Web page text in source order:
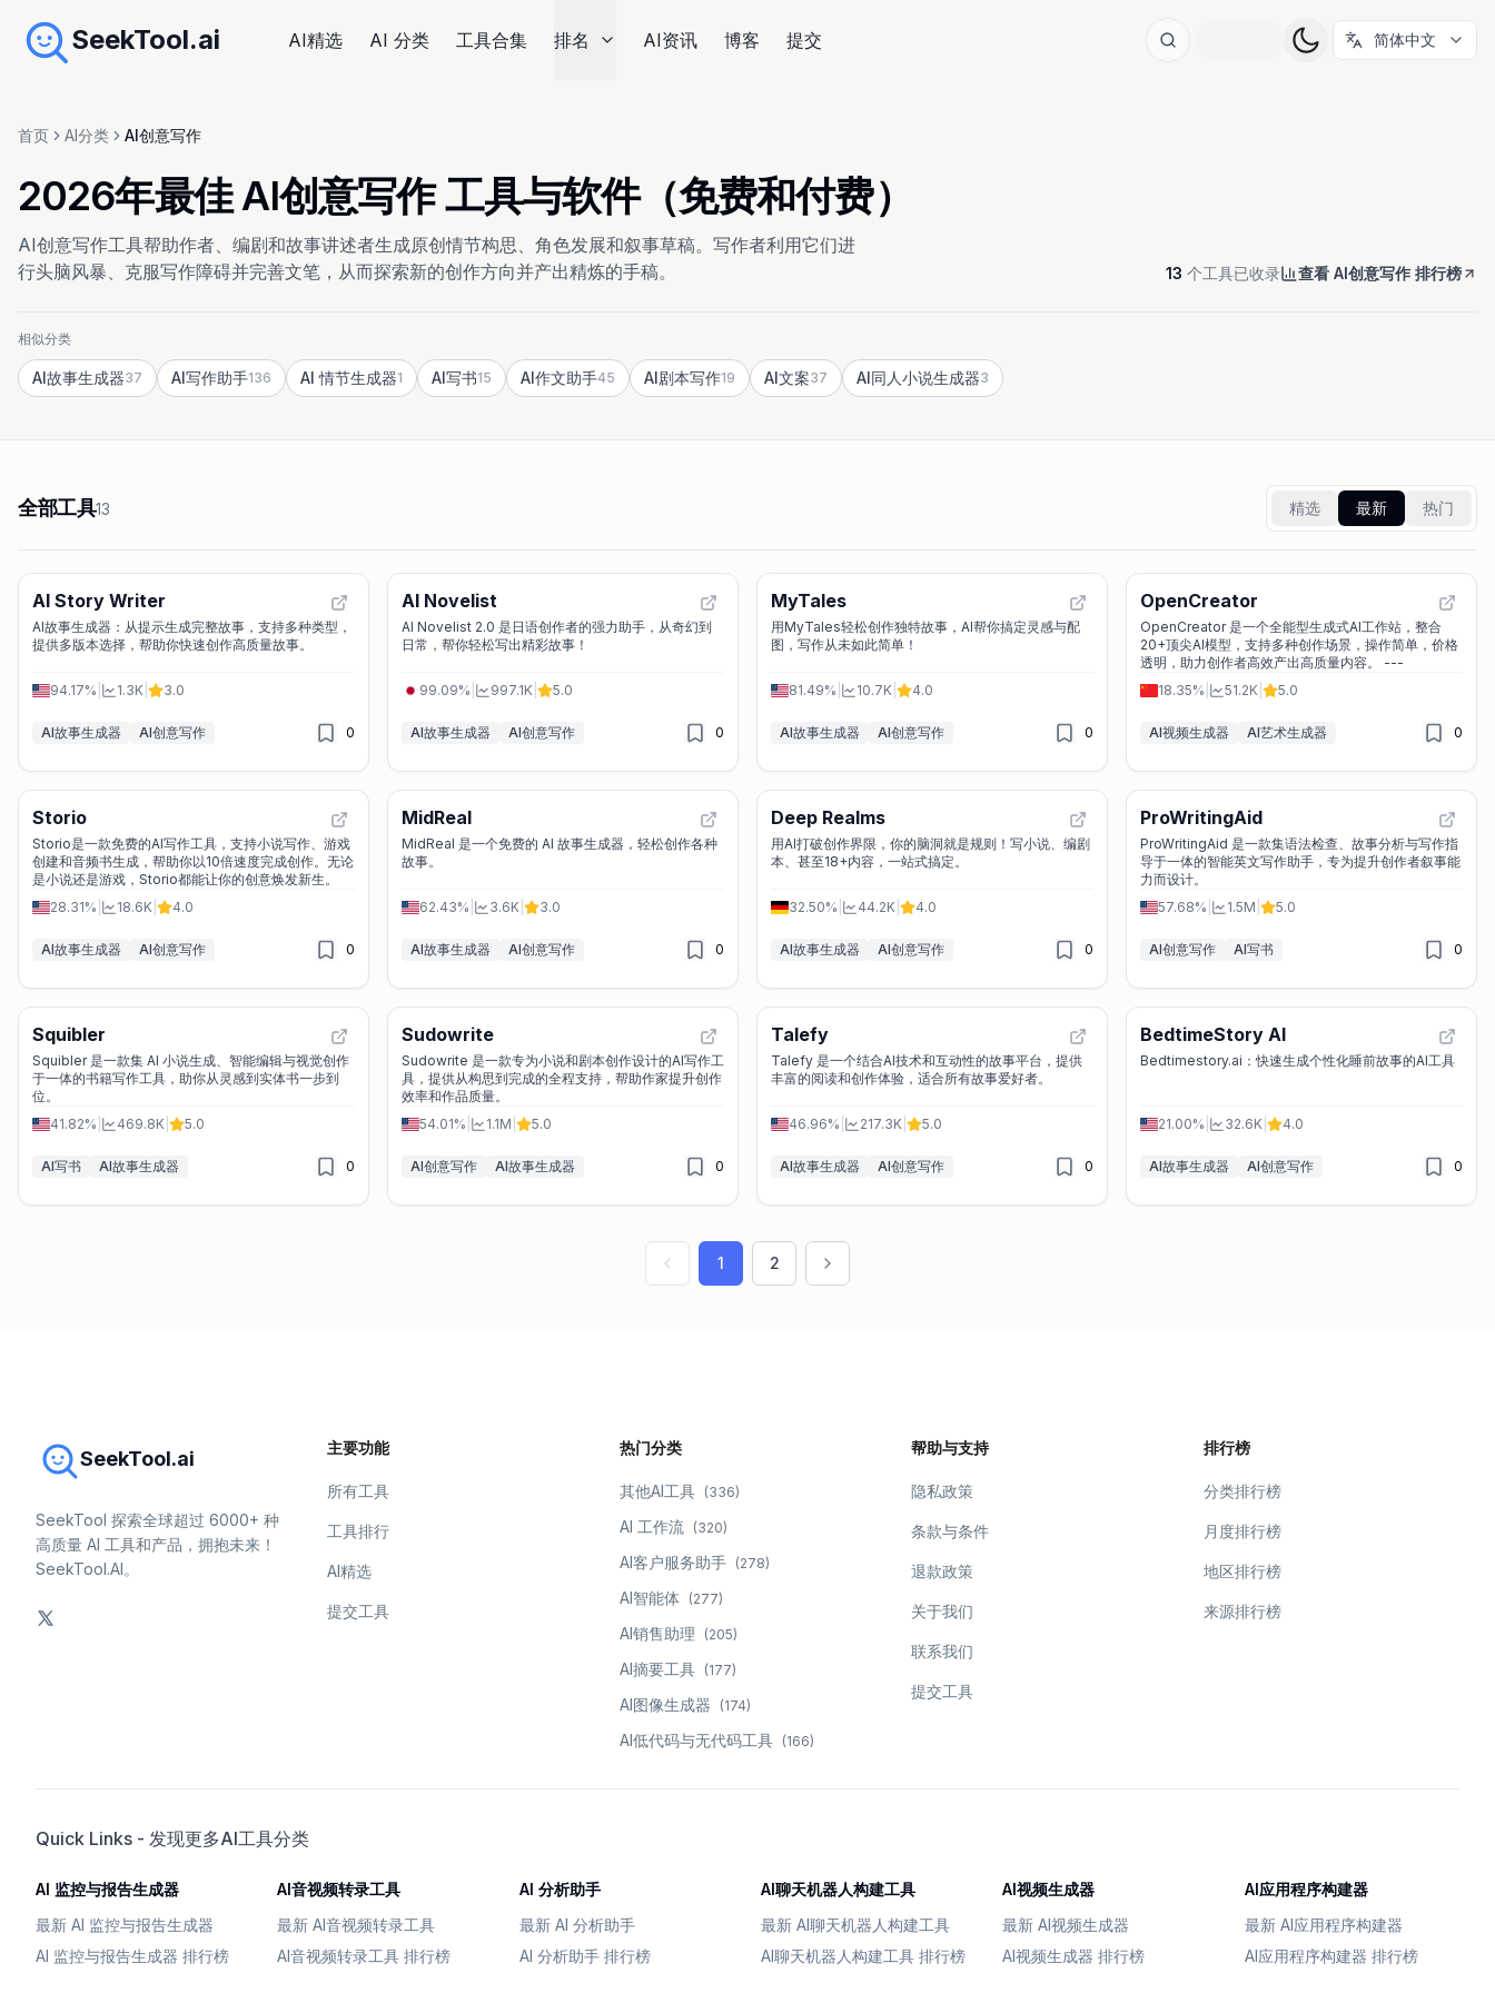
SeekTool.ai AI精选 AI 分类 工具合集 排名 AI资讯 博客 提交 简体中文
首页 AI分类 AI创意写作
2026年最佳 AI创意写作 工具与软件（免费和付费）
AI创意写作工具帮助作者、编剧和故事讲述者生成原创情节构思、角色发展和叙事草稿。写作者利用它们进
行头脑风暴、克服写作障碍并完善文笔，从而探索新的创作方向并产出精炼的手稿。
13 个工具已收录 查看 AI创意写作 排行榜
相似分类
AI故事生成器37 AI写作助手136 AI 情节生成器1 AI写书15 AI作文助手45 AI剧本写作19 AI文案37 AI同人小说生成器3
全部工具13 精选 最新 热门
AI Story Writer
AI故事生成器：从提示生成完整故事，支持多种类型，
提供多版本选择，帮助你快速创作高质量故事。
94.17% 1.3K 3.0
AI故事生成器 AI创意写作 0
AI Novelist
AI Novelist 2.0 是日语创作者的强力助手，从奇幻到
日常，帮你轻松写出精彩故事！
99.09% 997.1K 5.0
AI故事生成器 AI创意写作 0
MyTales
用MyTales轻松创作独特故事，AI帮你搞定灵感与配
图，写作从未如此简单！
81.49% 10.7K 4.0
AI故事生成器 AI创意写作 0
OpenCreator
OpenCreator 是一个全能型生成式AI工作站，整合
20+顶尖AI模型，支持多种创作场景，操作简单，价格
透明，助力创作者高效产出高质量内容。 ---
18.35%
51.2K 5.0
AI视频生成器 AI艺术生成器 0
Storio
Storio是一款免费的AI写作工具，支持小说写作、游戏
创建和音频书生成，帮助你以10倍速度完成创作。无论
是小说还是游戏，Storio都能让你的创意焕发新生。
28.31%
18.6K 4.0
AI故事生成器 AI创意写作 0
MidReal
MidReal 是一个免费的 AI 故事生成器，轻松创作各种
故事。
62.43% 3.6K 3.0
AI故事生成器 AI创意写作 0
Deep Realms
用AI打破创作界限，你的脑洞就是规则！写小说、编剧
本、甚至18+内容，一站式搞定。
32.50% 44.2K 4.0
AI故事生成器 AI创意写作 0
ProWritingAid
ProWritingAid 是一款集语法检查、故事分析与写作指
导于一体的智能英文写作助手，专为提升创作者叙事能
力而设计。
57.68%
1.5M 5.0
AI创意写作 AI写书 0
Squibler
Squibler 是一款集 AI 小说生成、智能编辑与视觉创作
于一体的书籍写作工具，助你从灵感到实体书一步到
位。
41.82%
469.8K 5.0
AI写书 AI故事生成器 0
Sudowrite
Sudowrite 是一款专为小说和剧本创作设计的AI写作工
具，提供从构思到完成的全程支持，帮助作家提升创作
效率和作品质量。
54.01%
1.1M 5.0
AI创意写作 AI故事生成器 0
Talefy
Talefy 是一个结合AI技术和互动性的故事平台，提供
丰富的阅读和创作体验，适合所有故事爱好者。
46.96% 217.3K 5.0
AI故事生成器 AI创意写作 0
BedtimeStory AI
Bedtimestory.ai：快速生成个性化睡前故事的AI工具
21.00% 32.6K 4.0
AI故事生成器 AI创意写作 0
1 2
SeekTool.ai
SeekTool 探索全球超过 6000+ 种
高质量 AI 工具和产品，拥抱未来！
SeekTool.AI。
主要功能
所有工具
工具排行
AI精选
提交工具
热门分类
其他AI工具 (336)
AI 工作流 (320)
AI客户服务助手 (278)
AI智能体 (277)
AI销售助理 (205)
AI摘要工具 (177)
AI图像生成器 (174)
AI低代码与无代码工具 (166)
帮助与支持
隐私政策
条款与条件
退款政策
关于我们
联系我们
提交工具
排行榜
分类排行榜
月度排行榜
地区排行榜
来源排行榜
Quick Links - 发现更多AI工具分类
AI 监控与报告生成器
最新 AI 监控与报告生成器
AI 监控与报告生成器 排行榜
AI音视频转录工具
最新 AI音视频转录工具
AI音视频转录工具 排行榜
AI 分析助手
最新 AI 分析助手
AI 分析助手 排行榜
AI聊天机器人构建工具
最新 AI聊天机器人构建工具
AI聊天机器人构建工具 排行榜
AI视频生成器
最新 AI视频生成器
AI视频生成器 排行榜
AI应用程序构建器
最新 AI应用程序构建器
AI应用程序构建器 排行榜